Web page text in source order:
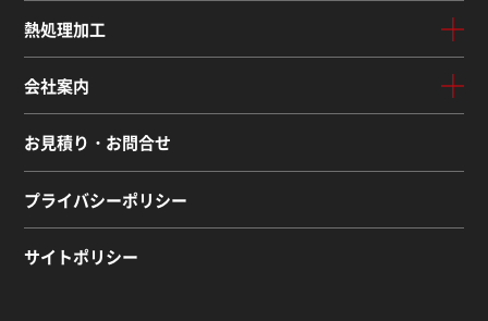
熱処理加工
会社案内
お見積り・お問合せ
プライバシーポリシー
サイトポリシー